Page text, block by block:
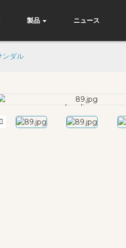
製品 ニュース
ンダル
Loading...
Loading...